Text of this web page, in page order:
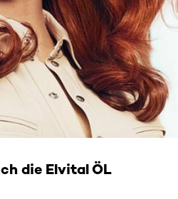
die Elvital ÖL